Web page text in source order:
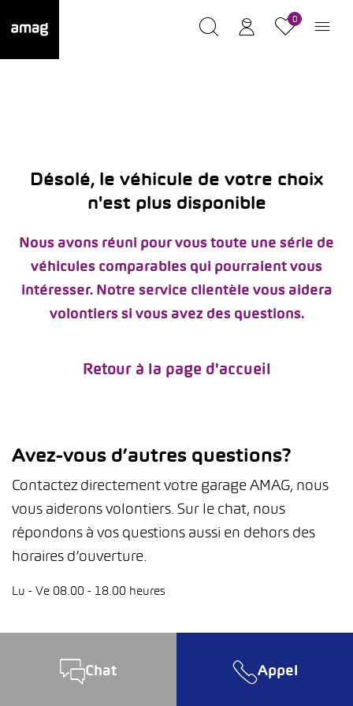
0
Désolé, le véhicule de votre choix
n'est plus disponible
Nous avons réuni pour vous toute une série de
véhicules comparables qui pourraient vous
intéresser. Notre service clientèle vous aidera
volontiers si vous avez des questions.
Retour à la page d'accueil
Avez-vous d’autres questions?
Contactez directement votre garage AMAG, nous
vous aiderons volontiers. Sur le chat, nous
répondons à vos questions aussi en dehors des
horaires d’ouverture.
Lu - Ve 08.00 - 18.00 heures
Chat Appel